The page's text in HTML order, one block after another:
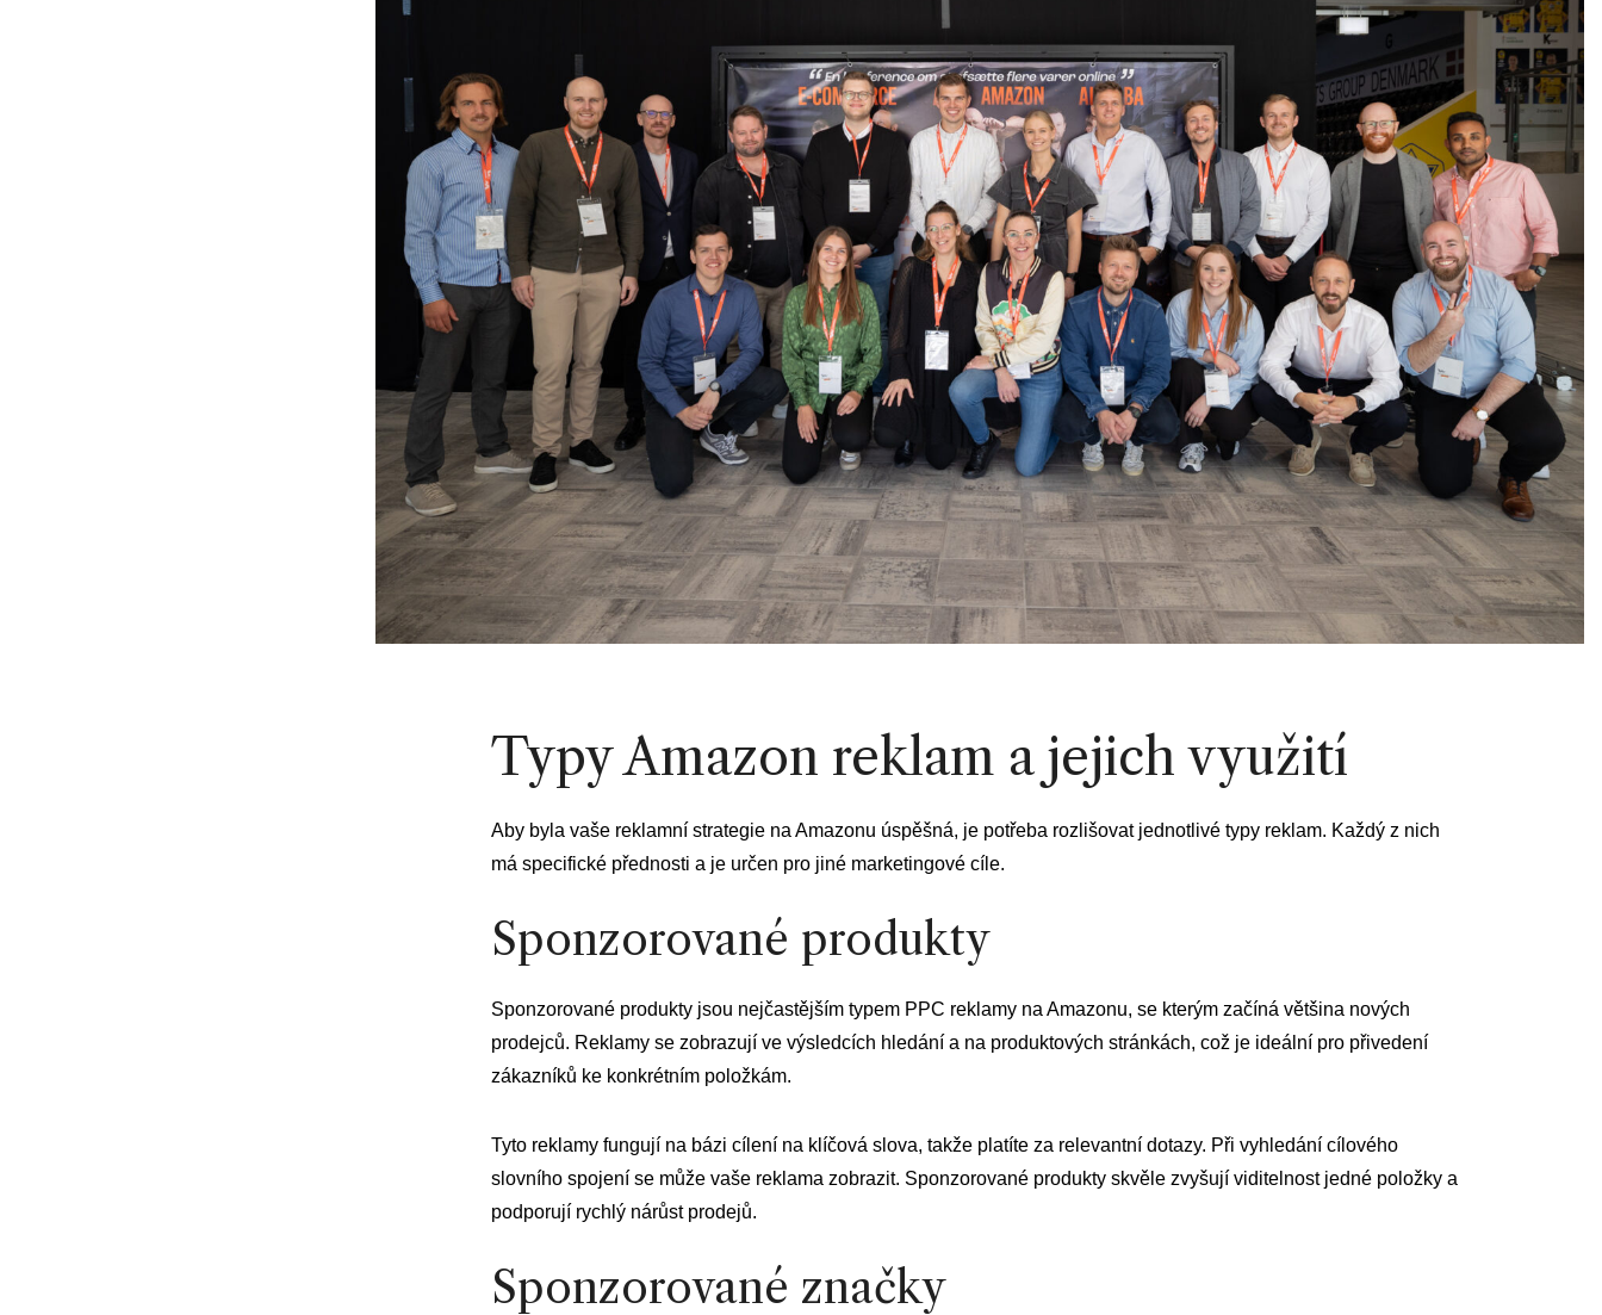
Typy Amazon reklam a jejich využití
Aby byla vaše reklamní strategie na Amazonu úspěšná, je potřeba rozlišovat jednotlivé typy reklam. Každý z nich
má specifické přednosti a je určen pro jiné marketingové cíle.
Sponzorované produkty
Sponzorované produkty jsou nejčastějším typem PPC reklamy na Amazonu, se kterým začíná většina nových
prodejců. Reklamy se zobrazují ve výsledcích hledání a na produktových stránkách, což je ideální pro přivedení
zákazníků ke konkrétním položkám.
Tyto reklamy fungují na bázi cílení na klíčová slova, takže platíte za relevantní dotazy. Při vyhledání cílového
slovního spojení se může vaše reklama zobrazit. Sponzorované produkty skvěle zvyšují viditelnost jedné položky a
podporují rychlý nárůst prodejů.
Sponzorované značky